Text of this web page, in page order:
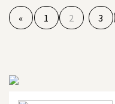
« 1 2 3